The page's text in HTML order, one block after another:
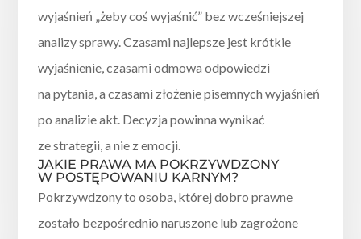
wyjaśnień „żeby coś wyjaśnić” bez wcześniejszej
analizy sprawy. Czasami najlepsze jest krótkie
wyjaśnienie, czasami odmowa odpowiedzi
na pytania, a czasami złożenie pisemnych wyjaśnień
po analizie akt. Decyzja powinna wynikać
ze strategii, a nie z emocji.
JAKIE PRAWA MA POKRZYWDZONY
W POSTĘPOWANIU KARNYM?
Pokrzywdzony to osoba, której dobro prawne
zostało bezpośrednio naruszone lub zagrożone